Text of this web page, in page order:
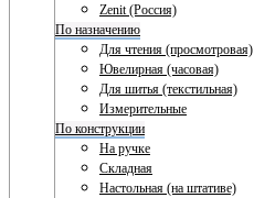
Zenit (Россия)
По назначению
Для чтения (просмотровая)
Ювелирная (часовая)
Для шитья (текстильная)
Измерительные
По конструкции
На ручке
Складная
Настольная (на штативе)